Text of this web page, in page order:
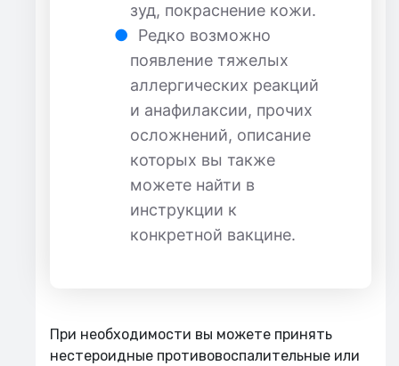
зуд, покраснение кожи.
Редко возможно
появление тяжелых
аллергических реакций
и анафилаксии, прочих
осложнений, описание
которых вы также
можете найти в
инструкции к
конкретной вакцине.
При необходимости вы можете принять
нестероидные противовоспалительные или